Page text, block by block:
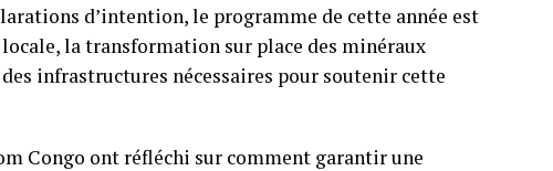
d’intention, le programme de cette année est
la transformation sur place des minéraux
infrastructures nécessaires pour soutenir cette
Congo ont réfléchi sur comment garantir une